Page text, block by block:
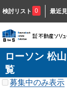
検討リスト 0 最近
ローソン 松
覧
募集中のみ表示